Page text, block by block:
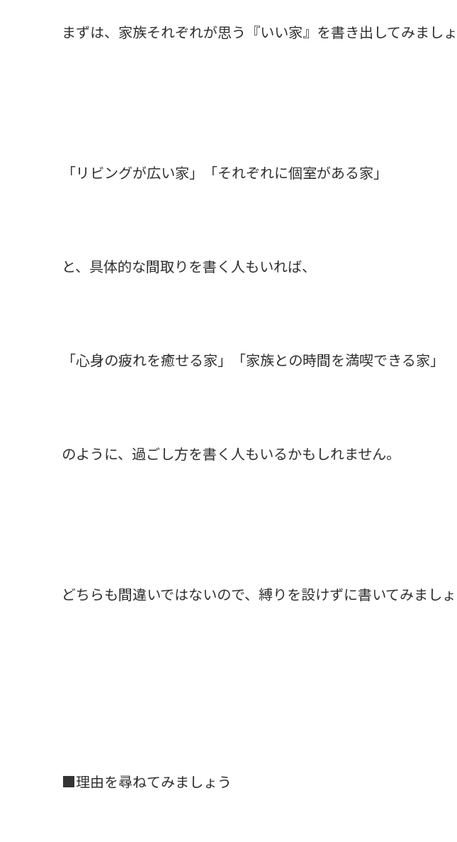
まずは、家族それぞれが思う『いい家』を書き出してみましょ
「リビングが広い家」「それぞれに個室がある家」
と、具体的な間取りを書く人もいれば、
「心身の疲れを癒せる家」「家族との時間を満喫できる家」
のように、過ごし方を書く人もいるかもしれません。
どちらも間違いではないので、縛りを設けずに書いてみましょ
■理由を尋ねてみましょう